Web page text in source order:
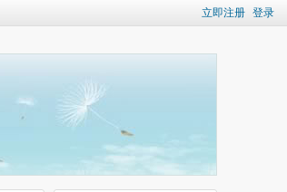
立即注册 登录